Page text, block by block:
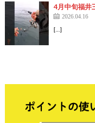
4月中旬福井
2026.04.16
[…]